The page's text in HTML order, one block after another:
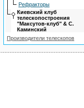
Рефракторы
Киевский клуб
телескопостроения
"Максутов-клуб" & С.
Каминский
Производители телескопов